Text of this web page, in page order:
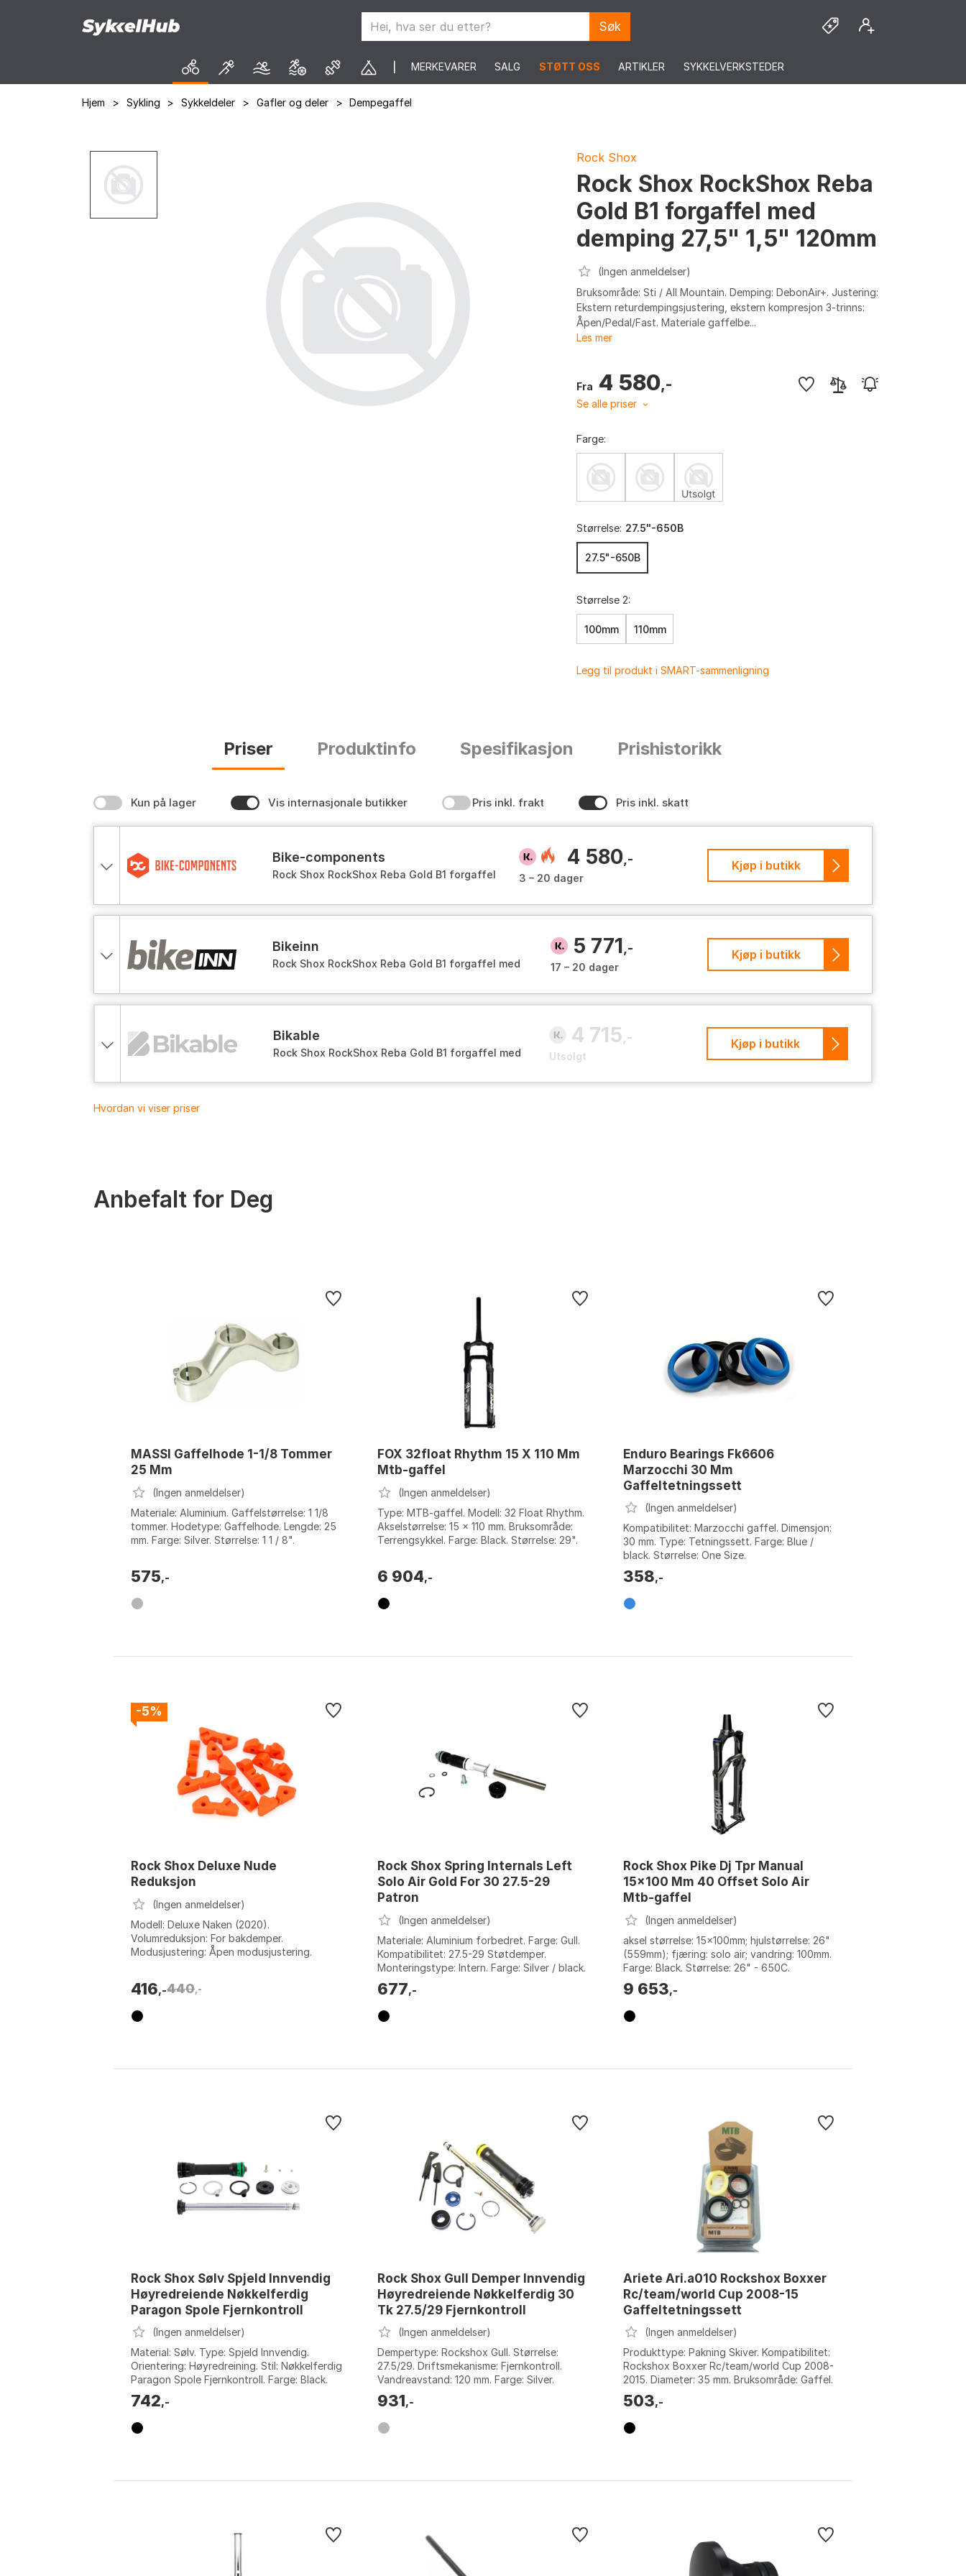
Søk
MERKEVARER SALG STØTT OSS ARTIKLER SYKKELVERKSTEDER
Hjem > Sykling > Sykkeldeler > Gafler og deler > Dempegaffel
Rock Shox
Rock Shox RockShox Reba
Gold B1 forgaffel med
demping 27,5" 1,5" 120mm
(Ingen anmeldelser)
Bruksområde: Sti / All Mountain. Demping: DebonAir+. Justering:
Ekstern returdempingsjustering, ekstern kompresjon 3-trinns:
Åpen/Pedal/Fast. Materiale gaffelbe...
Les mer
Fra 4 580,-
Se alle priser
Farge:
Størrelse: 27.5"-650B
27.5"-650B
Størrelse 2:
100mm 110mm
Legg til produkt i SMART-sammenligning
Priser Produktinfo Spesifikasjon Prishistorikk
Kun på lager Vis internasjonale butikker Pris inkl. frakt Pris inkl. skatt
bike-components
Rock Shox RockShox Reba Gold B1 forgaffel
4 580 ,-
3 – 20 dager
Kjøp i butikk
bikeinn
Rock Shox RockShox Reba Gold B1 forgaffel med
5 771 ,-
17 – 20 dager
Kjøp i butikk
bikable
Rock Shox RockShox Reba Gold B1 forgaffel med
4 715 ,-
Utsolgt
Kjøp i butikk
Hvordan vi viser priser
Anbefalt for Deg
MASSI Gaffelhode 1-1/8 Tommer
25 Mm
(Ingen anmeldelser)
Materiale: Aluminium. Gaffelstørrelse: 1 1/8
tommer. Hodetype: Gaffelhode. Lengde: 25
mm. Farge: Silver. Størrelse: 1 1 / 8".
575,-
FOX 32float Rhythm 15 X 110 Mm
Mtb-gaffel
(Ingen anmeldelser)
Type: MTB-gaffel. Modell: 32 Float Rhythm.
Akselstørrelse: 15 x 110 mm. Bruksområde:
Terrengsykkel. Farge: Black. Størrelse: 29".
6 904,-
Enduro Bearings Fk6606
Marzocchi 30 Mm
Gaffeltetningssett
(Ingen anmeldelser)
Kompatibilitet: Marzocchi gaffel. Dimensjon:
30 mm. Type: Tetningssett. Farge: Blue /
black. Størrelse: One Size.
358,-
-5%
Rock Shox Deluxe Nude
Reduksjon
(Ingen anmeldelser)
Modell: Deluxe Naken (2020).
Volumreduksjon: For bakdemper.
Modusjustering: Åpen modusjustering.
416,-440 ,-
Rock Shox Spring Internals Left
Solo Air Gold For 30 27.5-29
Patron
(Ingen anmeldelser)
Materiale: Aluminium forbedret. Farge: Gull.
Kompatibilitet: 27.5-29 Støtdemper.
Monteringstype: Intern. Farge: Silver / black.
Størrelse: 100mm, 110mm, 120mm, ...
677,-
Rock Shox Pike Dj Tpr Manual
15x100 Mm 40 Offset Solo Air
Mtb-gaffel
(Ingen anmeldelser)
aksel størrelse: 15x100mm; hjulstørrelse: 26"
(559mm); fjæring: solo air; vandring: 100mm.
Farge: Black. Størrelse: 26" - 650C.
Størrelse 2: 100mm, 140mm.
9 653,-
Rock Shox Sølv Spjeld Innvendig
Høyredreiende Nøkkelferdig
Paragon Spole Fjernkontroll
(Ingen anmeldelser)
Material: Sølv. Type: Spjeld Innvendig.
Orientering: Høyredreining. Stil: Nøkkelferdig
Paragon Spole Fjernkontroll. Farge: Black.
Størrelse: 17mm.
742,-
Rock Shox Gull Demper Innvendig
Høyredreiende Nøkkelferdig 30
Tk 27.5/29 Fjernkontroll
(Ingen anmeldelser)
Dempertype: Rockshox Gull. Størrelse:
27.5/29. Driftsmekanisme: Fjernkontroll.
Vandreavstand: 120 mm. Farge: Silver.
Størrelse: 120mm.
931,-
Ariete Ari.a010 Rockshox Boxxer
Rc/team/world Cup 2008-15
Gaffeltetningssett
(Ingen anmeldelser)
Produkttype: Pakning Skiver. Kompatibilitet:
Rockshox Boxxer Rc/team/world Cup 2008-
2015. Diameter: 35 mm. Bruksområde: Gaffel.
Farge: Black. Størrelse: 35mm.
503,-